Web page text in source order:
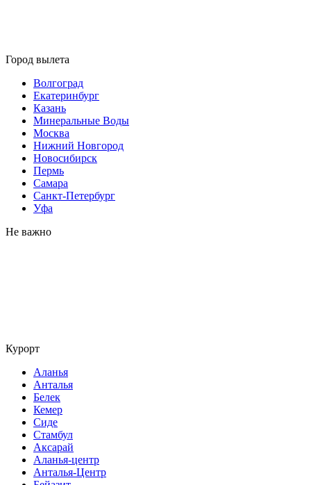
Город вылета
Волгоград
Екатеринбург
Казань
Минеральные Воды
Москва
Нижний Новгород
Новосибирск
Пермь
Самара
Санкт-Петербург
Уфа
Не важно
Курорт
Аланья
Анталья
Белек
Кемер
Сиде
Стамбул
Аксарай
Аланья-центр
Анталья-Центр